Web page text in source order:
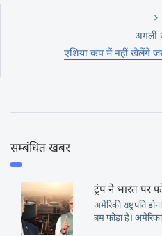
अगली
एशिया कप में नहीं खेलेंगे
सम्बंधित खबर
ट्रंप ने भारत पर
अमेरिकी राष्ट्रपति
बम फोड़ा है। अमेरिका